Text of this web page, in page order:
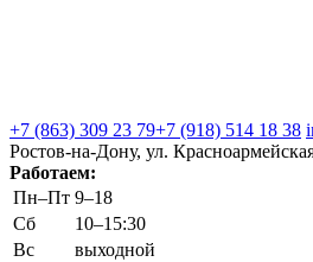
+7 (863) 309 23 79+7 (918) 514 18 38
Ростов-на-Дону, ул.
Работаем:
Пн–Пт 9–18
Сб
10–15:30
Вс
выходной